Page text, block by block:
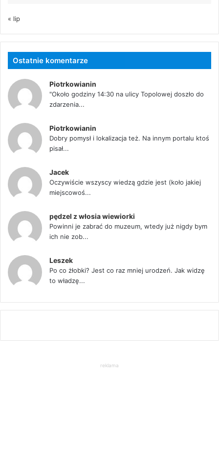
« lip
Ostatnie komentarze
Piotrkowianin
"Około godziny 14:30 na ulicy Topolowej doszło do
zdarzenia...
Piotrkowianin
Dobry pomysł i lokalizacja też. Na innym portalu ktoś
pisał...
Jacek
Oczywiście wszyscy wiedzą gdzie jest (koło jakiej
miejscowoś...
pędzel z włosia wiewiorki
Powinni je zabrać do muzeum, wtedy już nigdy bym
ich nie zob...
Leszek
Po co żłobki? Jest co raz mniej urodzeń. Jak widzę
to władzę...
reklama